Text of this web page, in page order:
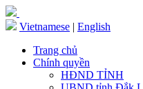
Vietnamese | English
Trang chủ
Chính quyền
HĐND TỈNH